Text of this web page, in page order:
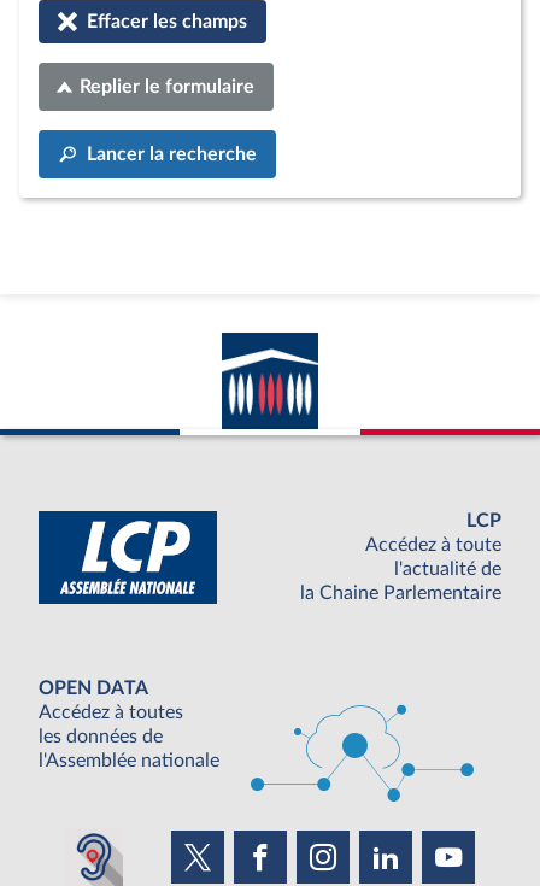
Effacer les champs
Replier le formulaire
Lancer la recherche
LCP
Accédez à toute
l'actualité de
la Chaine Parlementaire
OPEN DATA
Accédez à toutes
les données de
l'Assemblée nationale